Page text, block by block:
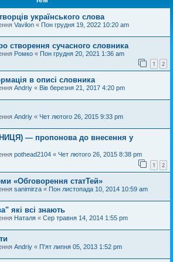
українського слова
Vavilon « Пон грудня 19, 2022 10:20 am
створення сучасного словника
Ромко « Пон грудня 20, 2021 1:36 am
1 2
в описі словника
Andriy « Вів березня 21, 2017 4:20 pm
Andriy « Чет лютого 26, 2015 9:33 pm
— пропонова до внесення у
pothead2104 « Чет лютого 26, 2015 8:38 pm
1 2
«Обговорення статТей»
sanimirza « Пон листопада 10, 2014 10:59 am
які всі знають
Наталя « Сер травня 14, 2014 1:55 pm
Andriy « П'ят липня 05, 2013 1:52 pm